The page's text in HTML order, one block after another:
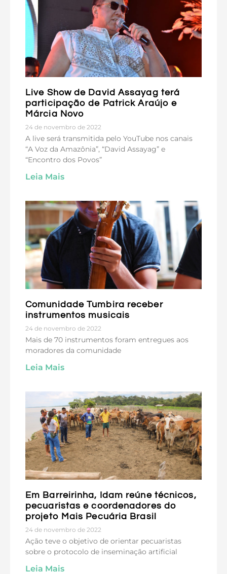
Live Show de David Assayag terá
participação de Patrick Araújo e
Márcia Novo
24 de novembro de 2022
A live será transmitida pelo YouTube nos canais
“A Voz da Amazônia”, “David Assayag” e
“Encontro dos Povos”
Leia Mais
Comunidade Tumbira receber
instrumentos musicais
24 de novembro de 2022
Mais de 70 instrumentos foram entregues aos
moradores da comunidade
Leia Mais
Em Barreirinha, Idam reúne técnicos,
pecuaristas e coordenadores do
projeto Mais Pecuária Brasil
24 de novembro de 2022
Ação teve o objetivo de orientar pecuaristas
sobre o protocolo de inseminação artificial
Leia Mais